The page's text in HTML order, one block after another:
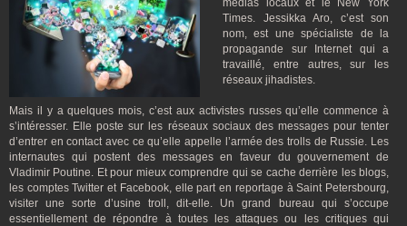
médias locaux et le New York
Times. Jessikka Aro, c’est son
nom, est une spécialiste de la
propagande sur Internet qui a
travaillé, entre autres, sur les
réseaux jihadistes.
Mais il y a quelques mois, c’est aux activistes russes qu’elle commence à
s’intéresser. Elle poste sur les réseaux sociaux des messages pour tenter
d’entrer en contact avec ce qu’elle appelle l’armée des trolls de Russie. Les
internautes qui postent des messages en faveur du gouvernement de
Vladimir Poutine. Et pour mieux comprendre qui se cache derrière les blogs,
les comptes Twitter et Facebook, elle part en reportage à Saint Petersbourg,
visiter une sorte d’usine troll, dit-elle. Un grand bureau qui s’occupe
essentiellement de répondre à toutes les attaques ou les critiques qui